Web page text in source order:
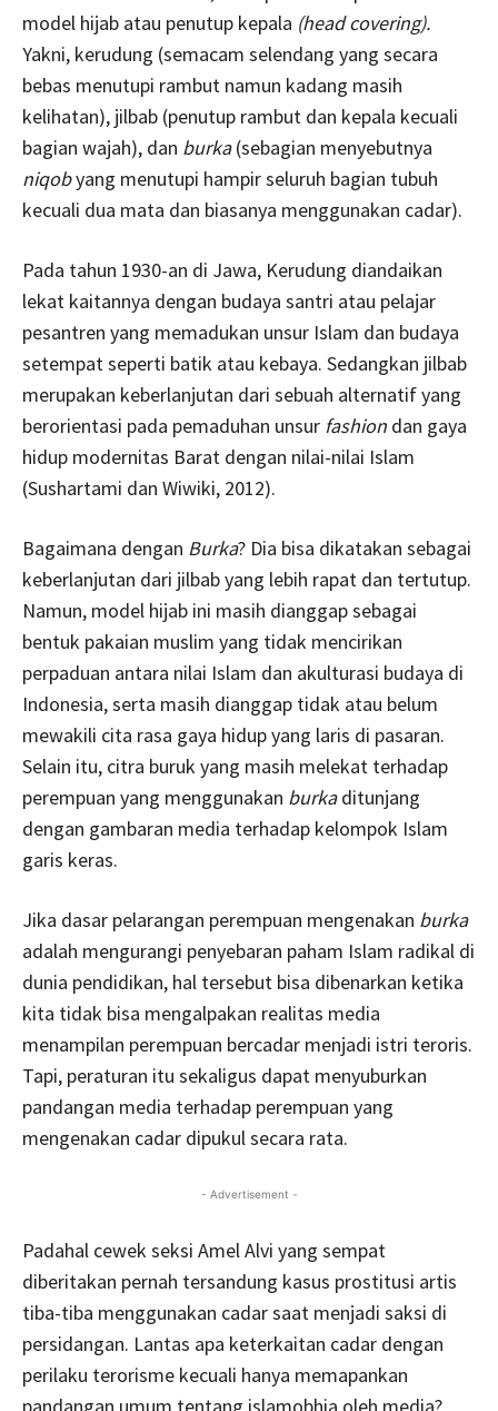
model hijab atau penutup kepala (head covering).
Yakni, kerudung (semacam selendang yang secara
bebas menutupi rambut namun kadang masih
kelihatan), jilbab (penutup rambut dan kepala kecuali
bagian wajah), dan burka(sebagian menyebutnya
niqobyang menutupi hampir seluruh bagian tubuh
kecuali dua mata dan biasanya menggunakan cadar).
Pada tahun 1930-an di Jawa, Kerudung diandaikan
lekat kaitannya dengan budaya santri atau pelajar
pesantren yang memadukan unsur Islam dan budaya
setempat seperti batik atau kebaya. Sedangkan jilbab
merupakan keberlanjutan dari sebuah alternatif yang
berorientasi pada pemaduhan unsur fashion dan gaya
hidup modernitas Barat dengan nilai-nilai Islam
(Sushartami dan Wiwiki, 2012).
Bagaimana dengan Burka? Dia bisa dikatakan sebagai
keberlanjutan dari jilbab yang lebih rapat dan tertutup.
Namun, model hijab ini masih dianggap sebagai
bentuk pakaian muslim yang tidak mencirikan
perpaduan antara nilai Islam dan akulturasi budaya di
Indonesia, serta masih dianggap tidak atau belum
mewakili cita rasa gaya hidup yang laris di pasaran.
Selain itu, citra buruk yang masih melekat terhadap
perempuan yang menggunakan burkaditunjang
dengan gambaran media terhadap kelompok Islam
garis keras.
Jika dasar pelarangan perempuan mengenakan burka
adalah mengurangi penyebaran paham Islam radikal di
dunia pendidikan, hal tersebut bisa dibenarkan ketika
kita tidak bisa mengalpakan realitas media
menampilan perempuan bercadar menjadi istri teroris.
Tapi, peraturan itu sekaligus dapat menyuburkan
pandangan media terhadap perempuan yang
mengenakan cadar dipukul secara rata.
- Advertisement -
Padahal cewek seksi Amel Alvi yang sempat
diberitakan pernah tersandung kasus prostitusi artis
tiba-tiba menggunakan cadar saat menjadi saksi di
persidangan. Lantas apa keterkaitan cadar dengan
perilaku terorisme kecuali hanya memapankan
pandangan umum tentang islamobhia oleh media?